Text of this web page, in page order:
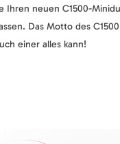
Ihren neuen C1500-
Das Motto des
einer alles kann!